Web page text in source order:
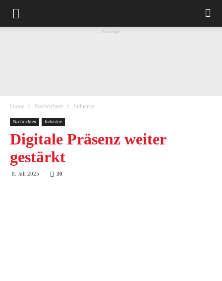
- Anzeige -
Home Nachrichten Industrie
Nachrichten Industrie
Digitale Präsenz weiter
gestärkt
8. Juli 2025 30